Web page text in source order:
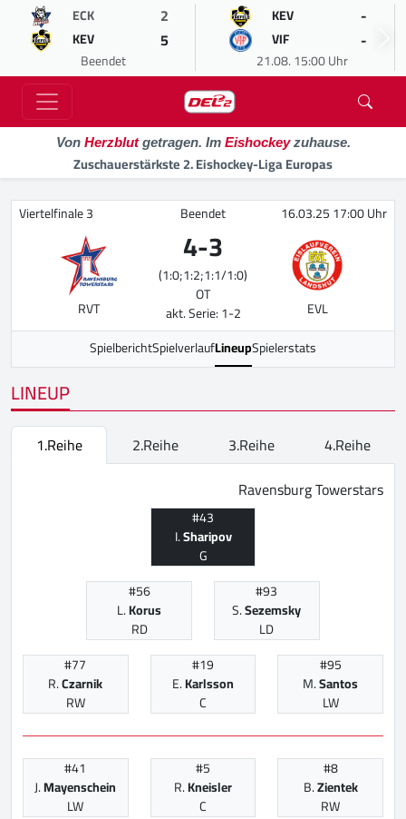
ECK 2
KEV 5
Beendet
KEV -
VIF -
21.08. 15:00 Uhr
Von Herzblutgetragen. Im Eishockeyzuhause.
Zuschauerstärkste 2. Eishockey-Liga Europas
Viertelfinale 3 Beendet 16.03.25 17:00 Uhr
RVT
4-3
(1:0;1:2;1:1/1:0)
OT
akt. Serie: 1-2
EVL
SpielberichtSpielverlaufLineupSpielerstats
LINEUP
1.Reihe 2.Reihe 3.Reihe
4.Reihe
Ravensburg Towerstars
#43
I.Sharipov
G
#56
L.Korus
RD
#93
S.Sezemsky
LD
#77
R.Czarnik
RW
#19
E.Karlsson
C
#95
M.Santos
LW
#41
J.Mayenschein
LW
#5
R.Kneisler
C
#8
B.Zientek
RW